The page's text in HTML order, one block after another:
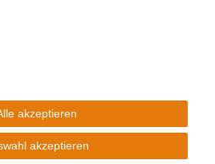
| Alle Rechte vorbehalten.
byeCommerce-factory
akzeptieren
akzeptieren